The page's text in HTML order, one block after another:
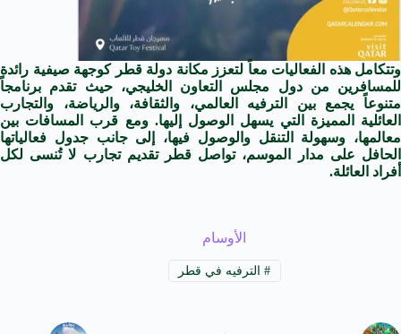
وتتكامل هذه الفعاليات معاً لتعزز مكانة دولة قطر كوجهة صيفية رائدة
للمسافرين من دول مجلس التعاون الخليجي، حيث تقدم برنامجاً
متنوعاً يجمع بين الترفيه العالمي، والثقافة، والرياضة، والتجارب
العائلية المميزة التي يسهل الوصول إليها. ومع قرب المسافات بين
معالمها، وسهولة التنقل والوصول فيها، إلى جانب جدول فعالياتها
الحافل على مدار الموسم، تواصل قطر تقديم تجارب لا تُنسى لكل
أفراد العائلة.
الأوسام
#الترفيه في قطر